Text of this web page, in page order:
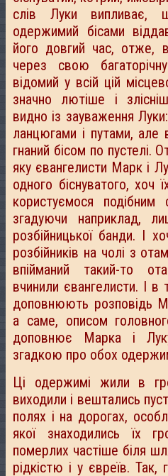
слів Луки випливає,
одержимий бісами
його довгий час, отже,
через свою
відомий у всій цій
значно лютіше і
видно із зауваження
ланцюгами і путами, але
гнаний бісом по пустелі.
яку євангелисти Марк і
одного біснуватого,
користуємося подібним
згадуючи наприклад,
розбійницької банди. І
розбійників на чолі з
впійманий такий-то
вчинили євангелисти. І
доповнюють розповідь
а саме, описом
доповнює Марка і
згадкою про обох
Ці одержимі жили в
виходили і вештались
полях і на дорогах,
якої знаходились їх
померлих частіше біля
рідкістю і у євреїв. Так,